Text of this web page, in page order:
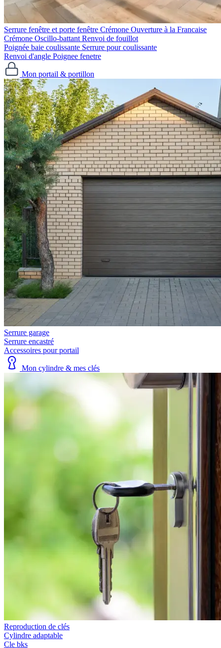
Serrure fenêtre et porte fenêtre
Crémone Ouverture à la Francaise
Crémone Oscillo-battant Renvoi de fouillot
Poignée baie coulissante Serrure pour coulissante
Renvoi d'angle Poignee fenetre
Mon portail & portillon
Serrure garage
Serrure encastré
Accessoires pour portail
Mon cylindre & mes clés
Reproduction de clés
Cylindre adaptable
Cle bks